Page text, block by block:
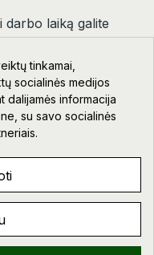
darbo laiką galite
Klaipėda
SAUGOMOS.
tinkamai,
socialinės medijos
dalijamės informacija
su savo socialinės